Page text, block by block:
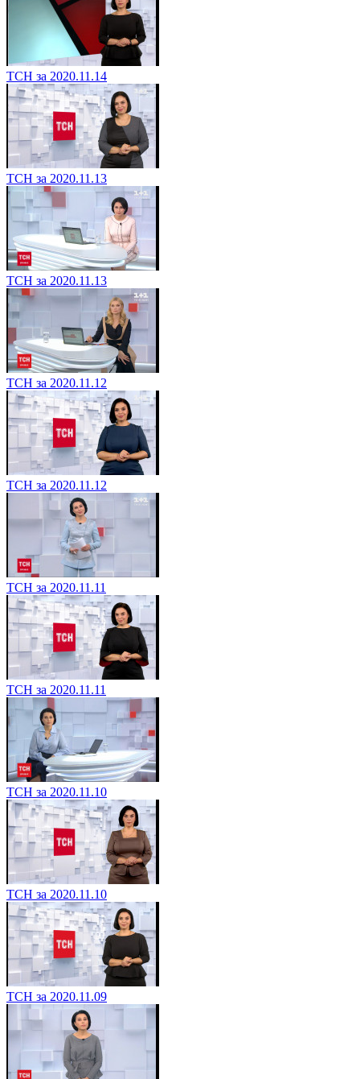
ТСН за 2020.11.14
ТСН за 2020.11.13
ТСН за 2020.11.13
ТСН за 2020.11.12
ТСН за 2020.11.12
ТСН за 2020.11.11
ТСН за 2020.11.11
ТСН за 2020.11.10
ТСН за 2020.11.10
ТСН за 2020.11.09